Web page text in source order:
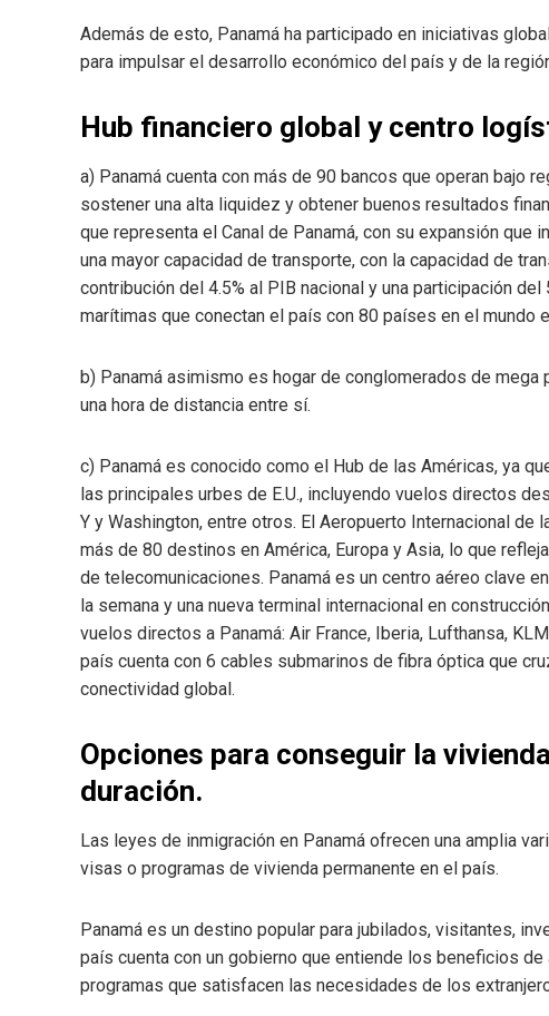
Además de esto, Panamá ha participado en iniciativas
para impulsar el desarrollo económico del país y de la
Hub financiero global y centro
a) Panamá cuenta con más de 90 bancos que operan bajo
sostener una alta liquidez y obtener buenos resultados
que representa el Canal de Panamá, con su expansión
una mayor capacidad de transporte, con la capacidad de
contribución del 4.5% al PIB nacional y una participación
marítimas que conectan el país con 80 países en el mundo
b) Panamá asimismo es hogar de conglomerados de
una hora de distancia entre sí.
c) Panamá es conocido como el Hub de las Américas, ya
las principales urbes de E.U., incluyendo vuelos directos
Y y Washington, entre otros. El Aeropuerto Internacional de
más de 80 destinos en América, Europa y Asia, lo que
de telecomunicaciones. Panamá es un centro aéreo clave
la semana y una nueva terminal internacional en
vuelos directos a Panamá: Air France, Iberia, Lufthansa,
país cuenta con 6 cables submarinos de fibra óptica que
conectividad global.
Opciones para conseguir la
duración.
Las leyes de inmigración en Panamá ofrecen una amplia
visas o programas de vivienda permanente en el país.
Panamá es un destino popular para jubilados, visitantes,
país cuenta con un gobierno que entiende los beneficios
programas que satisfacen las necesidades de los